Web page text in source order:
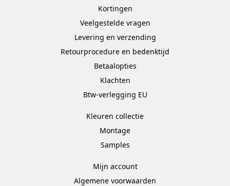
Kortingen
Veelgestelde vragen
Levering en verzending
Retourprocedure en bedenktijd
Betaalopties
Klachten
Btw-verlegging EU
Kleuren collectie
Montage
Samples
Mijn account
Algemene voorwaarden